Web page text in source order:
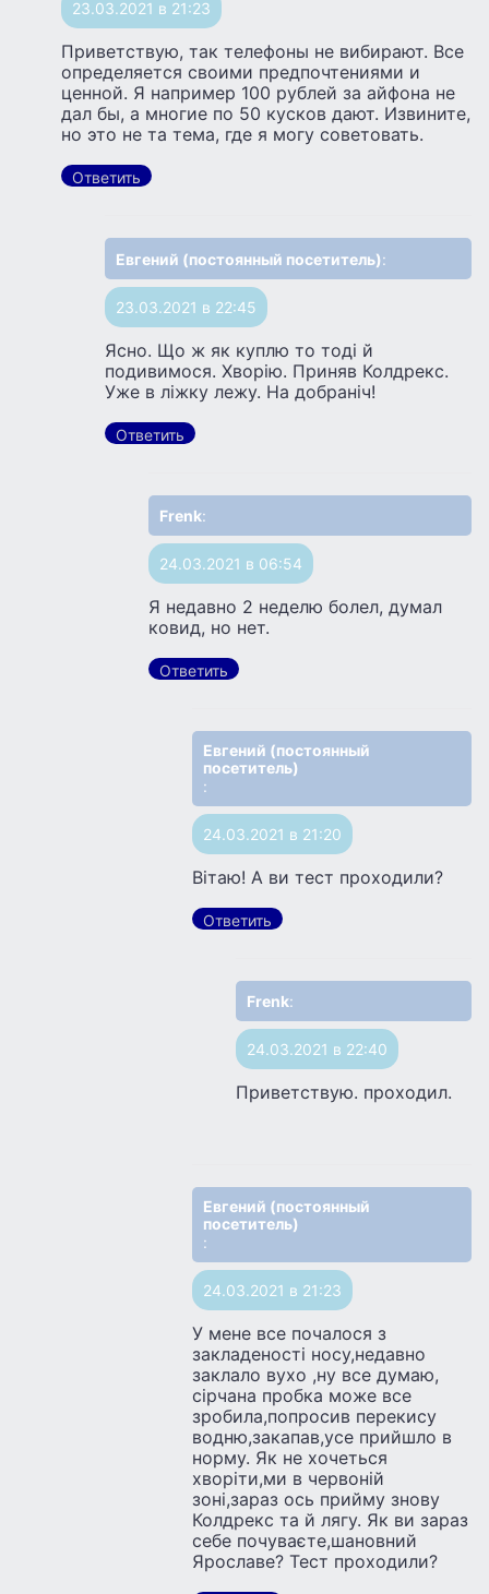
23.03.2021 в 21:23
Приветствую, так телефоны не вибирают. Все
определяется своими предпочтениями и
ценной. Я например 100 рублей за айфона не
дал бы, а многие по 50 кусков дают. Извините,
но это не та тема, где я могу советовать.
Ответить
Евгений (постоянный посетитель):
23.03.2021 в 22:45
Ясно. Що ж як куплю то тодi й
подивимося. Хворiю. Приняв Колдрекс.
Уже в ліжку лежу. На добраніч!
Ответить
Frenk:
24.03.2021 в 06:54
Я недавно 2 неделю болел, думал
ковид, но нет.
Ответить
Евгений (постоянный
посетитель)
:
24.03.2021 в 21:20
Вітаю! А ви тест проходили?
Ответить
Frenk:
24.03.2021 в 22:40
Приветствую. проходил.
Евгений (постоянный
посетитель)
:
24.03.2021 в 21:23
У мене все почалося з
закладеності носу,недавно
заклало вухо ,ну все думаю,
сірчана пробка може все
зробила,попросив перекису
водню,закапав,усе прийшло в
норму. Як не хочеться
хворіти,ми в червоній
зоні,зараз ось прийму знову
Колдрекс та й лягу. Як ви зараз
себе почуваєте,шановний
Ярославе? Тест проходили?